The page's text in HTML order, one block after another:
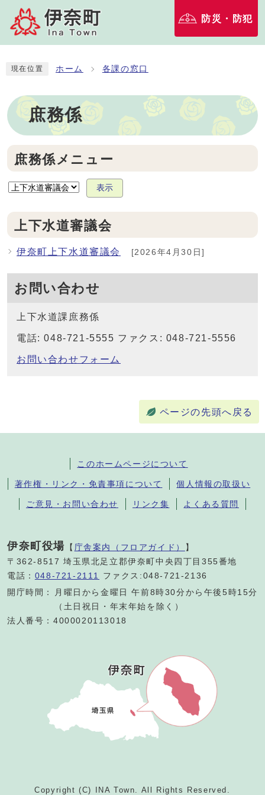
防災・防犯
現在位置 ホーム 各課の窓口
庶務係
庶務係メニュー
表示
上下水道審議会
伊奈町上下水道審議会 [2026年4月30日]
お問い合わせ
上下水道課庶務係
電話: 048-721-5555 ファクス: 048-721-5556
お問い合わせフォーム
ページの先頭へ戻る
このホームページについて
著作権・リンク・免責事項について 個人情報の取扱い
ご意見・お問い合わせ リンク集 よくある質問
伊奈町役場 【 庁舎案内（フロアガイド） 】
〒362-8517 埼玉県北足立郡伊奈町中央四丁目355番地
電話： 048-721-2111
ファクス:048-721-2136
開庁時間：
月曜日から金曜日 午前8時30分から午後5時15分
（土日祝日・年末年始を除く）
法人番号：4000020113018
Copyright (C) INA Town. All Rights Reserved.